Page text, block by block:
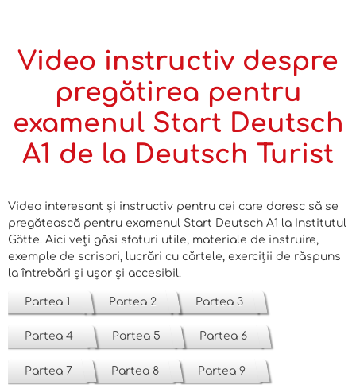
Video instructiv despre
pregătirea pentru
examenul Start Deutsch
А1 de la Deutsch Turist
Video interesant și instructiv pentru cei care doresc să se
pregătească pentru examenul Start Deutsch A1 la Institutul
Götte. Aici veți găsi sfaturi utile, materiale de instruire,
exemple de scrisori, lucrări cu cărtele, exerciții de răspuns
la întrebări și ușor și accesibil.
Partea 1 Partea 2 Partea 3
Partea 4 Partea 5 Partea 6
Partea 7 Partea 8 Partea 9